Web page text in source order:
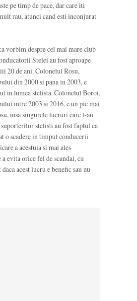
pe timp de pace, dar care iti
rau, atunci cand esti inconjurat
vorbim despre cel mai mare club
Stelei au fost aproape
de ani. Colonelul Rosu,
din 2000 si pana in 2003, e
in lumea stelista. Colonelul Boroi,
intre 2003 si 2016, e un pic mai
insa singurele lucruri care l-au
stelisti au fost faptul ca
o scadere in timpul conducerii
a acestuia si mai ales
evita orice fel de scandal, cu
acest lucru e benefic sau nu